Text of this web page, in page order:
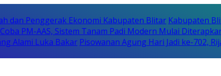
dan Penggerak Ekonomi Kabupaten Blitar Kabupaten
PM-AAS, Sistem Tanam Padi Modern Mulai
Alami Luka Bakar Pisowanan Agung Hari Jadi ke-702,